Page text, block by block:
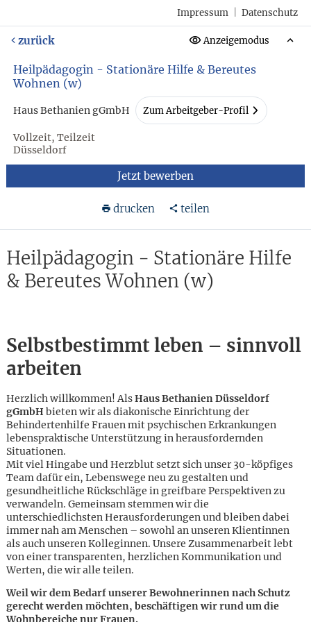
Impressum Datenschutz
zurück Anzeigemodus
Heilpädagogin - Stationäre Hilfe & Bereutes
Wohnen (w)
Haus Bethanien gGmbH Zum Arbeitgeber-Profil
Vollzeit, Teilzeit
Düsseldorf
Jetzt bewerben
drucken teilen
Heilpädagogin - Stationäre Hilfe
& Bereutes Wohnen (w)
Selbstbestimmt leben – sinnvoll
arbeiten
Herzlich willkommen! AlsHaus Bethanien Düsseldorf
gGmbH bieten wir als diakonische Einrichtung der
Behindertenhilfe Frauen mit psychischen Erkrankungen
lebenspraktische Unterstützung in herausfordernden
Situationen.
Mit viel Hingabe und Herzblut setzt sich unser 30-köpfiges
Team dafür ein, Lebenswege neu zu gestalten und
gesundheitliche Rückschläge in greifbare Perspektiven zu
verwandeln. Gemeinsam stemmen wir die
unterschiedlichsten Herausforderungen und bleiben dabei
immer nah am Menschen – sowohl an unseren Klientinnen
als auch unseren Kolleginnen. Unsere Zusammenarbeit lebt
von einer transparenten, herzlichen Kommunikation und
Werten, die wir alle teilen.
Weil wir dem Bedarf unserer Bewohnerinnen nach Schutz
gerecht werden möchten, beschäftigen wir rund um die
Wohnbereiche nur Frauen.